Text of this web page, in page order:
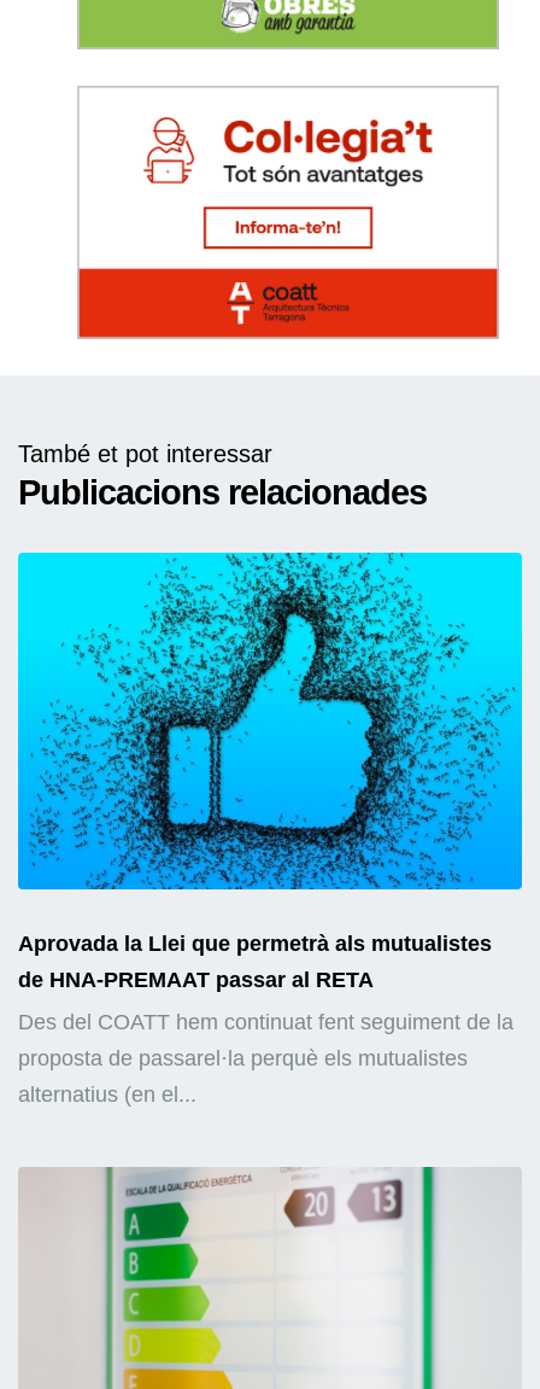
També et pot interessar
Publicacions relacionades
Aprovada la Llei que permetrà als mutualistes
de HNA-PREMAAT passar al RETA
Des del COATT hem continuat fent seguiment de la
proposta de passarel·la perquè els mutualistes
alternatius (en el...